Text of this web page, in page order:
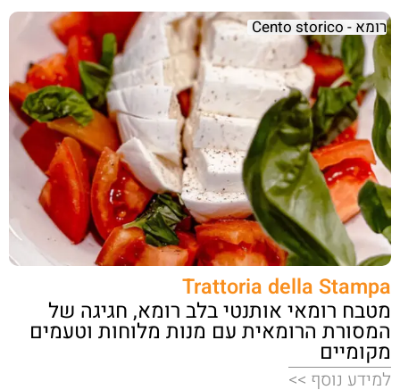
רומא - Cento storico
Trattoria della Stampa
מטבח רומאי אותנטי בלב רומא, חגיגה של
המסורת הרומאית עם מנות מלוחות וטעמים
מקומיים
למידע נוסף >>